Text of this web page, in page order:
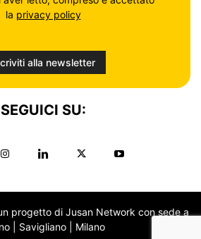
la privacy policy
SEGUICI SU:
progetto di Jusan Network con sede a
| Savigliano | Milano